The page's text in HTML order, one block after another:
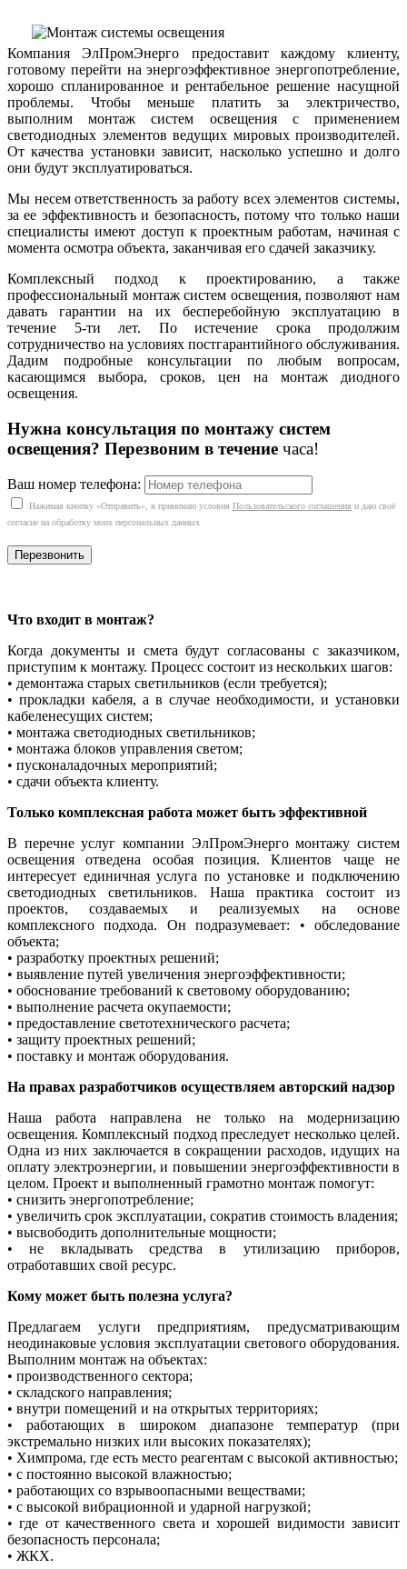
Компания ЭлПромЭнерго предоставит каждому клиенту,
готовому перейти на энергоэффективное энергопотребление,
хорошо спланированное и рентабельное решение насущной
проблемы. Чтобы меньше платить за электричество,
выполним монтаж систем освещения с применением
светодиодных элементов ведущих мировых производителей.
От качества установки зависит, насколько успешно и долго
они будут эксплуатироваться.
Мы несем ответственность за работу всех элементов системы,
за ее эффективность и безопасность, потому что только наши
специалисты имеют доступ к проектным работам, начиная с
момента осмотра объекта, заканчивая его сдачей заказчику.
Комплексный подход к проектированию, а также
профессиональный монтаж систем освещения, позволяют нам
давать гарантии на их бесперебойную эксплуатацию в
течение 5-ти лет. По истечение срока продолжим
сотрудничество на условиях постгарантийного обслуживания.
Дадим подробные консультации по любым вопросам,
касающимся выбора, сроков, цен на монтаж диодного
освещения.
Нужна консультация по монтажу систем
освещения? Перезвоним в течение часа!
Ваш номер телефона:
Нажимая кнопку «Отправить», я принимаю условия Пользовательского соглашения и даю своё
согласие на обработку моих персональных данных
Что входит в монтаж?
Когда документы и смета будут согласованы с заказчиком,
приступим к монтажу. Процесс состоит из нескольких шагов:
• демонтажа старых светильников (если требуется);
• прокладки кабеля, а в случае необходимости, и установки
кабеленесущих систем;
• монтажа светодиодных светильников;
• монтажа блоков управления светом;
• пусконаладочных мероприятий;
• сдачи объекта клиенту.
Только комплексная работа может быть эффективной
В перечне услуг компании ЭлПромЭнерго монтажу систем
освещения отведена особая позиция. Клиентов чаще не
интересует единичная услуга по установке и подключению
светодиодных светильников. Наша практика состоит из
проектов, создаваемых и реализуемых на основе
комплексного подхода. Он подразумевает: • обследование
объекта;
• разработку проектных решений;
• выявление путей увеличения энергоэффективности;
• обоснование требований к световому оборудованию;
• выполнение расчета окупаемости;
• предоставление светотехнического расчета;
• защиту проектных решений;
• поставку и монтаж оборудования.
На правах разработчиков осуществляем авторский надзор
Наша работа направлена не только на модернизацию
освещения. Комплексный подход преследует несколько целей.
Одна из них заключается в сокращении расходов, идущих на
оплату электроэнергии, и повышении энергоэффективности в
целом. Проект и выполненный грамотно монтаж помогут:
• снизить энергопотребление;
• увеличить срок эксплуатации, сократив стоимость владения;
• высвободить дополнительные мощности;
• не вкладывать средства в утилизацию приборов,
отработавших свой ресурс.
Кому может быть полезна услуга?
Предлагаем услуги предприятиям, предусматривающим
неодинаковые условия эксплуатации светового оборудования.
Выполним монтаж на объектах:
• производственного сектора;
• складского направления;
• внутри помещений и на открытых территориях;
• работающих в широком диапазоне температур (при
экстремально низких или высоких показателях);
• Химпрома, где есть место реагентам с высокой активностью;
• с постоянно высокой влажностью;
• работающих со взрывоопасными веществами;
• с высокой вибрационной и ударной нагрузкой;
• где от качественного света и хорошей видимости зависит
безопасность персонала;
• ЖКХ.